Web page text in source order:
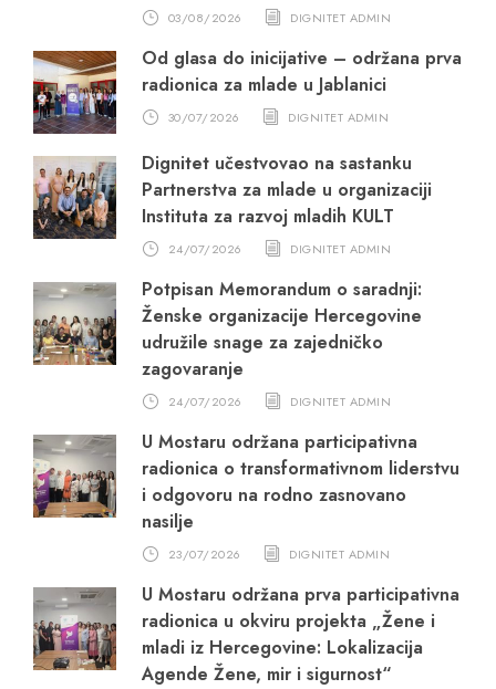
03/08/2026 DIGNITET ADMIN
Od glasa do inicijative – održana prva
radionica za mlade u Jablanici
30/07/2026 DIGNITET ADMIN
Dignitet učestvovao na sastanku
Partnerstva za mlade u organizaciji
Instituta za razvoj mladih KULT
24/07/2026 DIGNITET ADMIN
Potpisan Memorandum o saradnji:
Ženske organizacije Hercegovine
udružile snage za zajedničko
zagovaranje
24/07/2026 DIGNITET ADMIN
U Mostaru održana participativna
radionica o transformativnom liderstvu
i odgovoru na rodno zasnovano
nasilje
23/07/2026 DIGNITET ADMIN
U Mostaru održana prva participativna
radionica u okviru projekta „Žene i
mladi iz Hercegovine: Lokalizacija
Agende Žene, mir i sigurnost“